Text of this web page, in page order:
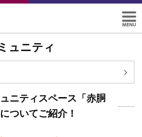
ュニティ
ニティスペース「赤胴
ついてご紹介！